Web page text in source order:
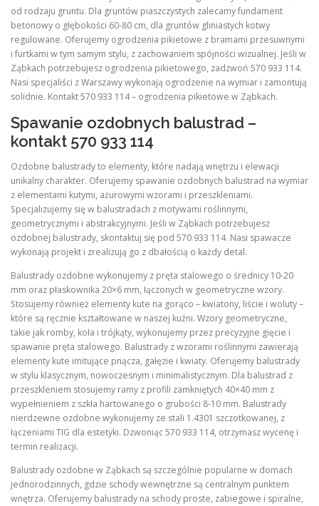
od rodzaju gruntu. Dla gruntów piaszczystych zalecamy fundament
betonowy o głębokości 60-80 cm, dla gruntów gliniastych kotwy
regulowane. Oferujemy ogrodzenia pikietowe z bramami przesuwnymi
i furtkami w tym samym stylu, z zachowaniem spójności wizualnej. Jeśli w
Ząbkach potrzebujesz ogrodzenia pikietowego, zadzwoń 570 933 114.
Nasi specjaliści z Warszawy wykonają ogrodzenie na wymiar i zamontują
solidnie. Kontakt 570 933 114 – ogrodzenia pikietowe w Ząbkach.
Spawanie ozdobnych balustrad –
kontakt 570 933 114
Ozdobne balustrady to elementy, które nadają wnętrzu i elewacji
unikalny charakter. Oferujemy spawanie ozdobnych balustrad na wymiar
z elementami kutymi, ażurowymi wzorami i przeszkleniami.
Specjalizujemy się w balustradach z motywami roślinnymi,
geometrycznymi i abstrakcyjnymi. Jeśli w Ząbkach potrzebujesz
ozdobnej balustrady, skontaktuj się pod 570 933 114. Nasi spawacze
wykonają projekt i zrealizują go z dbałością o każdy detal.
Balustrady ozdobne wykonujemy z pręta stalowego o średnicy 10-20
mm oraz płaskownika 20×6 mm, łączonych w geometryczne wzory.
Stosujemy również elementy kute na gorąco – kwiatony, liście i woluty –
które są ręcznie kształtowane w naszej kuźni. Wzory geometryczne,
takie jak romby, koła i trójkąty, wykonujemy przez precyzyjne gięcie i
spawanie pręta stalowego. Balustrady z wzorami roślinnymi zawierają
elementy kute imitujące pnącza, gałęzie i kwiaty. Oferujemy balustrady
w stylu klasycznym, nowoczesnym i minimalistycznym. Dla balustrad z
przeszkleniem stosujemy ramy z profili zamkniętych 40×40 mm z
wypełnieniem z szkła hartowanego o grubości 8-10 mm. Balustrady
nierdzewne ozdobne wykonujemy ze stali 1.4301 szczotkowanej, z
łączeniami TIG dla estetyki. Dzwoniąc 570 933 114, otrzymasz wycenę i
termin realizacji.
Balustrady ozdobne w Ząbkach są szczególnie popularne w domach
jednorodzinnych, gdzie schody wewnętrzne są centralnym punktem
wnętrza. Oferujemy balustrady na schody proste, zabiegowe i spiralne,